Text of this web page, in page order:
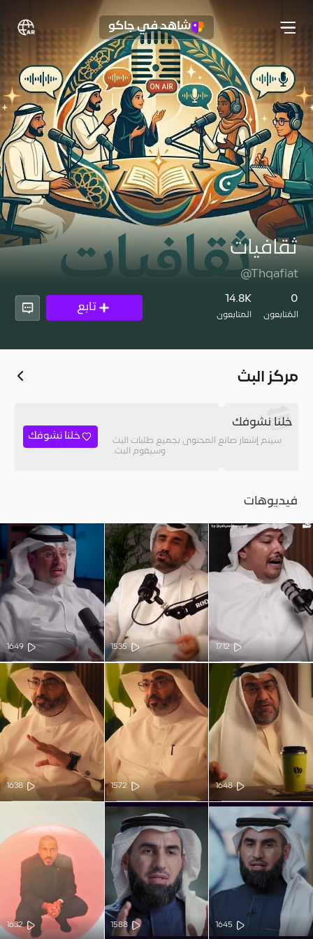
شاهد في جاكو
ثقافيات
@Thqafiat
0
المُتابعون
14.8K
المتابعون
تابع
مركز البث
خلنا نشوفك
سيتم إشعار صانع المحتوى بجميع طلبات البث
وسيقوم البث.
خلنا نشوفك
فيديوهات
1712
1535
1649
1648
1572
1638
1645
1588
1632